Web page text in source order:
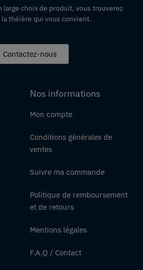
large choix de produit, vous trouverez
théière qui vous convient.
Contactez-nous
Nos informations
Mon compte
Conditions générales de
ventes
Suivre ma commande
Politique de remboursement
et de retours
Mentions légales
F.A.Q / Contact